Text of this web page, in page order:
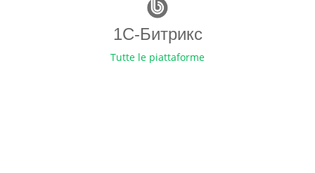
1С-Битрикс
Tutte le piattaforme